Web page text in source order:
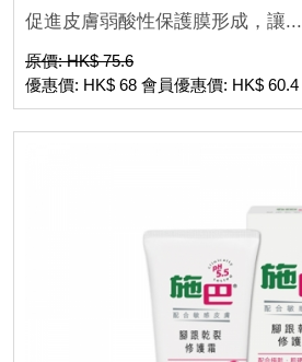
促進皮膚弱酸性保護膜形成，讓...
原價: HK$ 75.6
優惠價: HK$ 68 會員優惠價: HK$ 60.4